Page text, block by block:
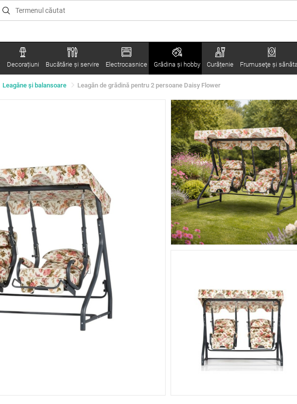
Decorațiuni Bucătărie și servire Electrocasnice Grădina şi hobby Curățenie Frumuseţe şi
Leagăne şi balansoare Leagăn de grădină pentru 2 persoane Daisy Flower